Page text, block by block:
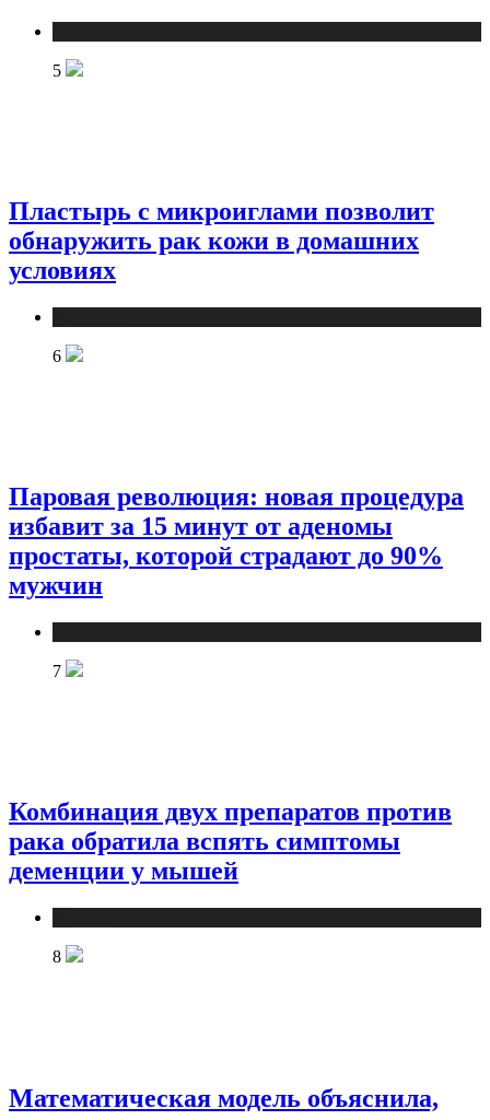
5
Пластырь с микроиглами позволит
обнаружить рак кожи в домашних
условиях
6
Паровая революция: новая процедура
избавит за 15 минут от аденомы
простаты, которой страдают до 90%
мужчин
7
Комбинация двух препаратов против
рака обратила вспять симптомы
деменции у мышей
8
Математическая модель объяснила,